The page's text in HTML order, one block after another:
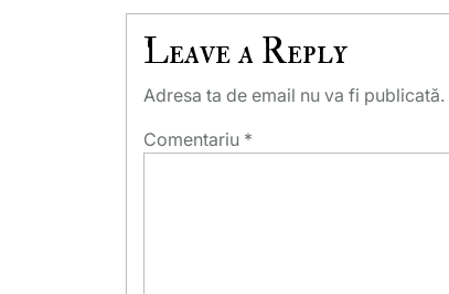
Leave a Reply
Adresa ta de email nu va fi publicată.
Comentariu *